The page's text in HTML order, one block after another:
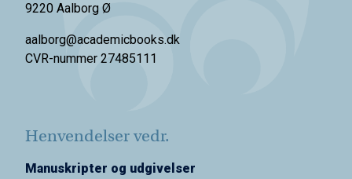
9220 Aalborg Ø
aalborg@academicbooks.dk
CVR-nummer 27485111
Henvendelser vedr.
Manuskripter og udgivelser